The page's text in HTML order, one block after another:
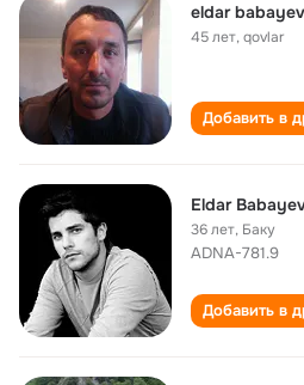
eldar babayev
45 лет,qovlar
Добавить в
Eldar
36 лет, Баку
ADNA-781.9
Добавить в